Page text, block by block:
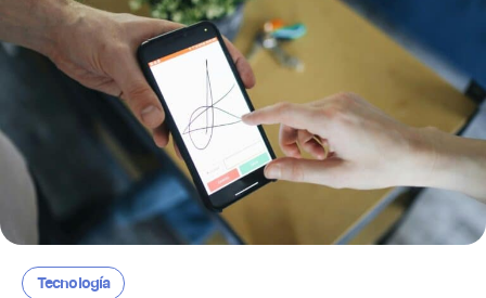
Tecnología